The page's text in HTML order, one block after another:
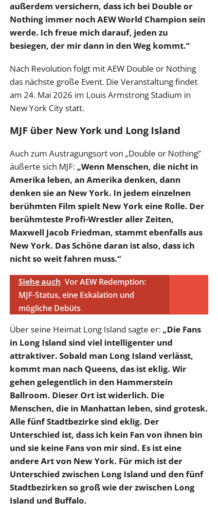
außerdem versichern, dass ich bei Double or
Nothing immer noch AEW World Champion sein
werde. Ich freue mich darauf, jeden zu
besiegen, der mir dann in den Weg kommt.“
Nach Revolution folgt mit AEW Double or Nothing
das nächste große Event. Die Veranstaltung findet
am 24. Mai 2026 im Louis Armstrong Stadium in
New York City statt.
MJF über New York und Long Island
Auch zum Austragungsort von „Double or Nothing”
äußerte sich MJF: „Wenn Menschen, die nicht in
Amerika leben, an Amerika denken, dann
denken sie an New York. In jedem einzelnen
berühmten Film spielt New York eine Rolle. Der
berühmteste Profi-Wrestler aller Zeiten,
Maxwell Jacob Friedman, stammt ebenfalls aus
New York. Das Schöne daran ist also, dass ich
nicht so weit fahren muss.“
Siehe auch Vor AEW Redemption:
MJF-Status, eine Eskalation und
mögliche Debüts
Über seine Heimat Long Island sagte er: „Die Fans
in Long Island sind viel intelligenter und
attraktiver. Sobald man Long Island verlässt,
kommt man nach Queens, das ist eklig. Wir
gehen gelegentlich in den Hammerstein
Ballroom. Dieser Ort ist widerlich. Die
Menschen, die in Manhattan leben, sind grotesk.
Alle fünf Stadtbezirke sind eklig. Der
Unterschied ist, dass ich kein Fan von ihnen bin
und sie keine Fans von mir sind. Es ist eine
andere Art von New York. Für mich ist der
Unterschied zwischen Long Island und den fünf
Stadtbezirken so groß wie der zwischen Long
Island und Buffalo.